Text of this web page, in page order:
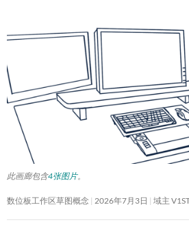
此画廊包含4张图片。
数位板工作区草图概念 2026年7月3日 域主